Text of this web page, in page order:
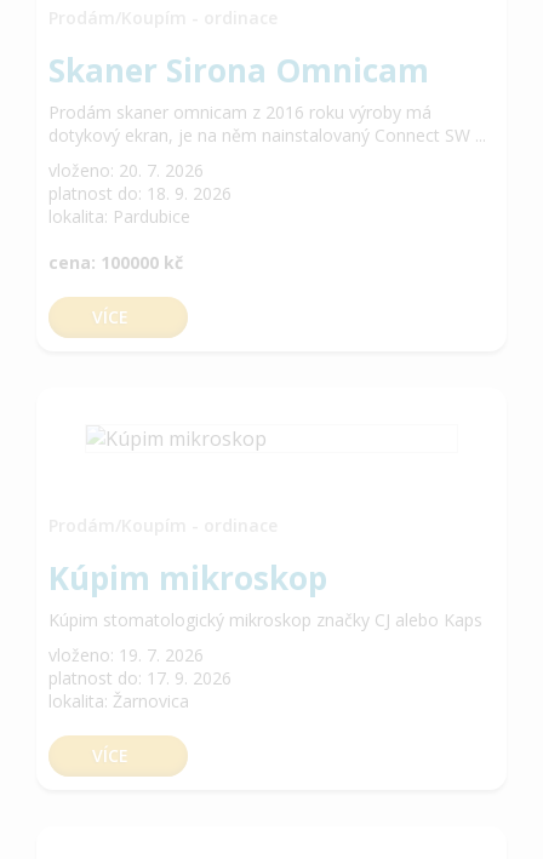
Skaner Sirona Omnicam
Prodám skaner omnicam z 2016 roku výroby má
dotykový ekran, je na něm nainstalovaný Connect SW ...
vloženo: 20. 7. 2026
platnost do: 18. 9. 2026
lokalita: Pardubice
cena: 100000 kč
VÍCE
Kúpim mikroskop
Kúpim stomatologický mikroskop značky CJ alebo Kaps
vloženo: 19. 7. 2026
platnost do: 17. 9. 2026
lokalita: Žarnovica
VÍCE